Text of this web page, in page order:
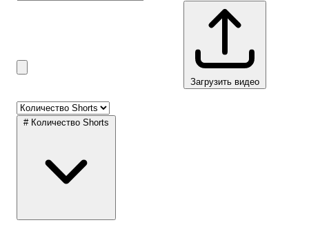
Загрузить видео
# Количество Shorts